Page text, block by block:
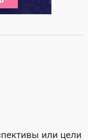
или цели